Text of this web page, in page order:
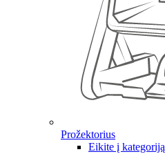
Prožektorius
Eikite į kategoriją